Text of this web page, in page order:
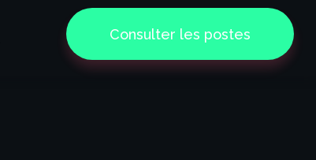
Consulter les postes